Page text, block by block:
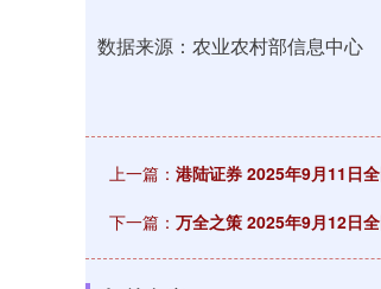
数据来源：农业农村部信息中心
上一篇： 港陆证券 2025年9月11日
下一篇： 万全之策 2025年9月12日